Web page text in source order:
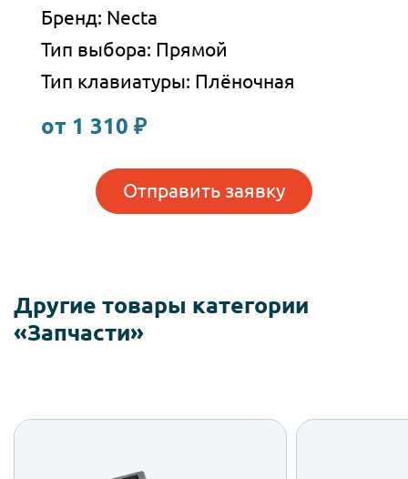
Бренд: Necta
Тип выбора: Прямой
Тип клавиатуры: Плёночная
от 1 310 ₽
Отправить заявку
Другие товары категории
«Запчасти»